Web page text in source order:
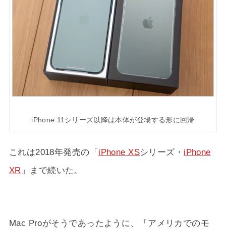
iPhone 11シリーズ以降は本体が登場する形に回帰
これは2018年発売の「 iPhone XSシリーズ・ iPhone
XR 」まで続いた。
Mac Proがそうであったように、「アメリカでのモ